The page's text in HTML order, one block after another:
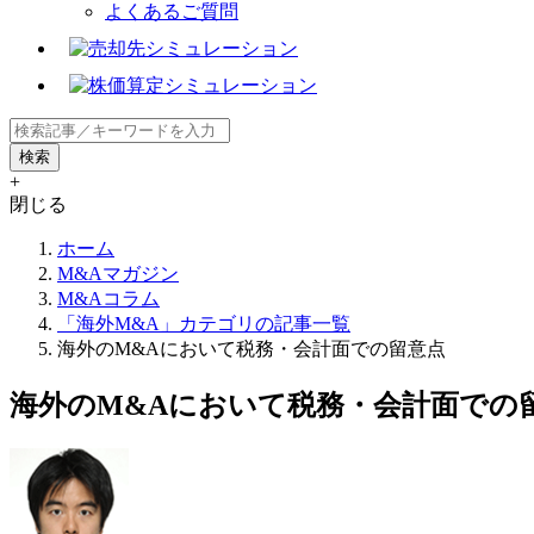
よくあるご質問
+
閉じる
ホーム
M&Aマガジン
M&Aコラム
「海外M&A」カテゴリの記事一覧
海外のM&Aにおいて税務・会計面での留意点
海外のM&Aにおいて税務・会計面での